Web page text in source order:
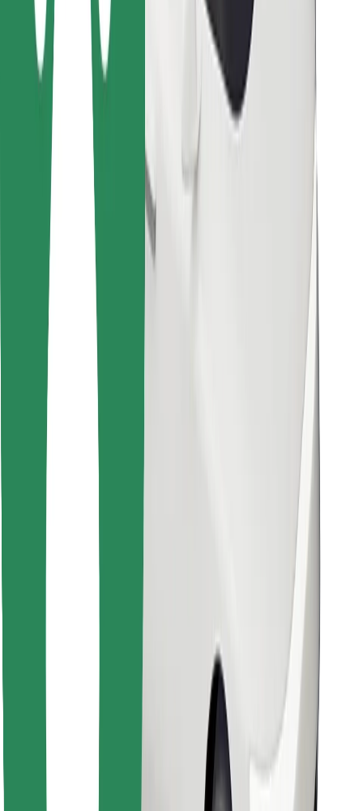
Cookies
უსაფრთხოება
მიიღე მომსახურება რამდენიმე წუთში!
გადმოწერე Bolt
გადმოწერე Bolt Food